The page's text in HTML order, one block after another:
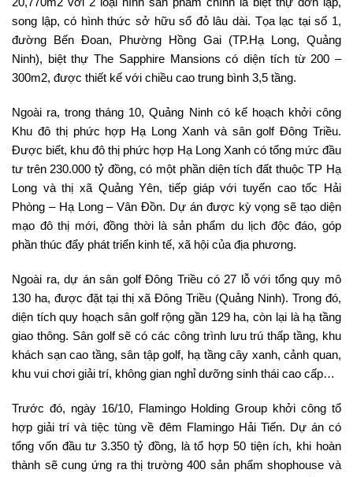
song lập, có hình thức sở hữu sổ đỏ lâu dài. Tọa lạc tại số 1,
đường Bến Đoan, Phường Hồng Gai (TP.Hạ Long, Quảng
Ninh), biệt thự The Sapphire Mansions có diện tích từ 200 –
300m2, được thiết kế với chiều cao trung bình 3,5 tầng.
Ngoài ra, trong tháng 10, Quảng Ninh có kế hoạch khởi công
Khu đô thị phức hợp Hạ Long Xanh và sân golf Đông Triều.
Được biết, khu đô thị phức hợp Hạ Long Xanh có tổng mức đầu
tư trên 230.000 tỷ đồng, có một phần diện tích đất thuộc TP Hạ
Long và thị xã Quảng Yên, tiếp giáp với tuyến cao tốc Hải
Phòng – Hạ Long – Vân Đồn. Dự án được kỳ vọng sẽ tạo diện
mạo đô thị mới, đồng thời là sản phẩm du lịch độc đáo, góp
phần thúc đẩy phát triển kinh tế, xã hội của địa phương.
Ngoài ra, dự án sân golf Đông Triều có 27 lỗ với tổng quy mô
130 ha, được đặt tại thị xã Đông Triều (Quảng Ninh). Trong đó,
diện tích quy hoạch sân golf rộng gần 129 ha, còn lại là hạ tầng
giao thông. Sân golf sẽ có các công trình lưu trú thấp tầng, khu
khách sạn cao tầng, sân tập golf, hạ tầng cây xanh, cảnh quan,
khu vui chơi giải trí, không gian nghỉ dưỡng sinh thái cao cấp…
Trước đó, ngày 16/10, Flamingo Holding Group khởi công tổ
hợp giải trí và tiệc tùng về đêm Flamingo Hải Tiến. Dự án có
tổng vốn đầu tư 3.350 tỷ đồng, là tổ hợp 50 tiện ích, khi hoàn
thành sẽ cung ứng ra thị trường 400 sản phẩm shophouse và